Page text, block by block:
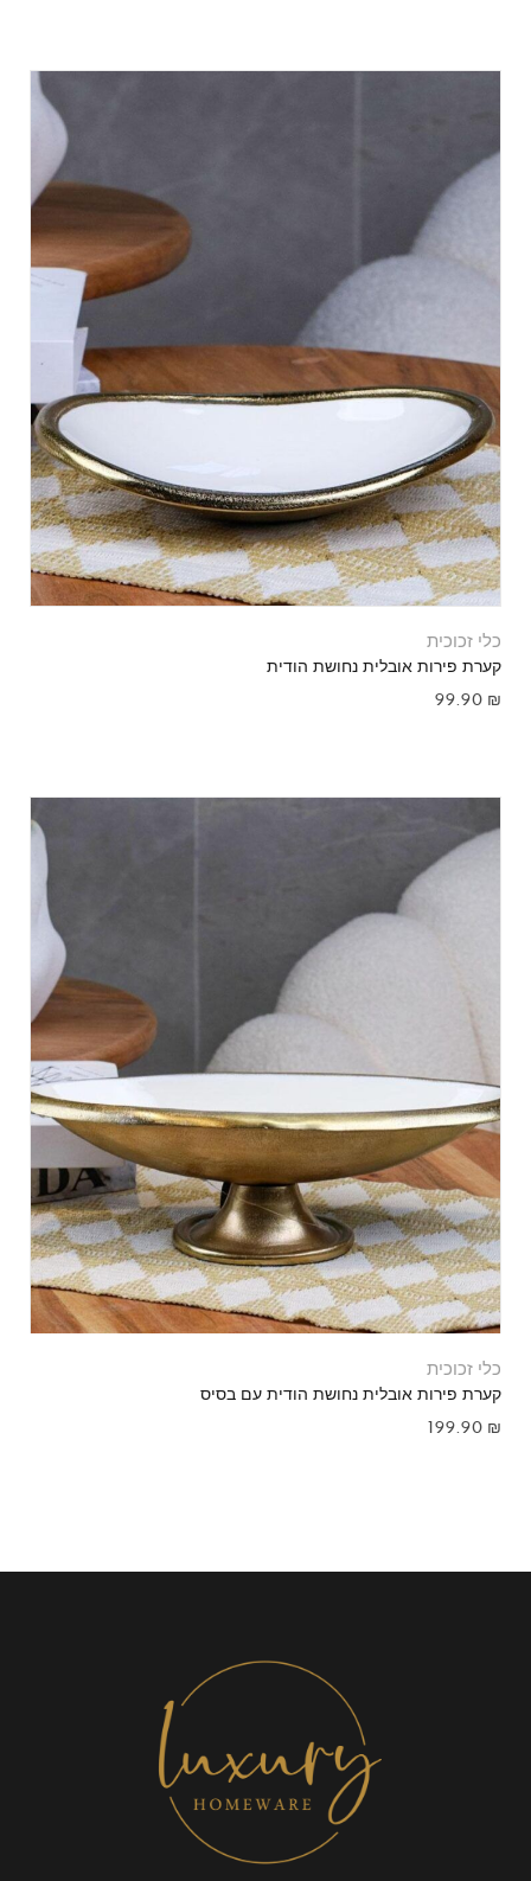
כלי זכוכית
קערת פירות אובלית נחושת הודית
99.90 ₪
כלי זכוכית
קערת פירות אובלית נחושת הודית עם בסיס
199.90 ₪